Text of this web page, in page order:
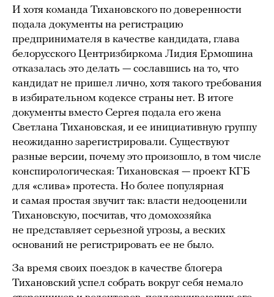
И хотя команда Тихановского по доверенности
подала документы на регистрацию
предпринимателя в качестве кандидата, глава
белорусского Центризбиркома Лидия Ермошина
отказалась это делать — сославшись на то, что
кандидат не пришел лично, хотя такого требования
в избирательном кодексе страны нет. В итоге
документы вместо Сергея подала его жена
Светлана Тихановская, и ее инициативную группу
неожиданно зарегистрировали. Существуют
разные версии, почему это произошло, в том числе
конспирологическая: Тихановская — проект КГБ
для «слива» протеста. Но более популярная
и самая простая звучит так: власти недооценили
Тихановскую, посчитав, что домохозяйка
не представляет серьезной угрозы, а веских
оснований не регистрировать ее не было.
За время своих поездок в качестве блогера
Тихановский успел собрать вокруг себя немало